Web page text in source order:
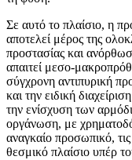
Σε αυτό το πλαίσιο, η
αποτελεί μέρος της
προστασίας και
απαιτεί μεσο-
σύγχρονη αντιπυρική
και την ειδική
την ενίσχυση των
οργάνωση, με
αναγκαίο προσωπικό,
θεσμικό πλαίσιο υπέρ